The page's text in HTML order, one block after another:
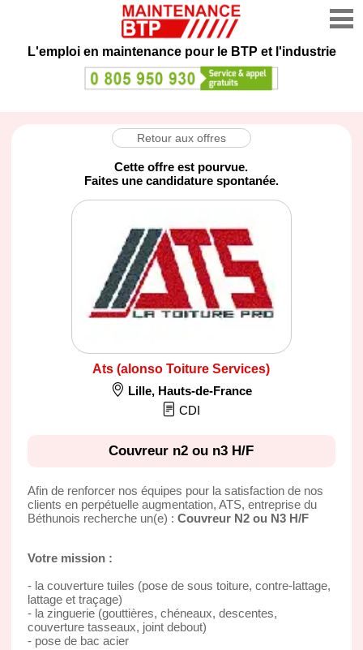
L'emploi en maintenance pour le BTP et l'industrie
Retour aux offres
Cette offre est pourvue.
Faites une candidature spontanée.
Ats (alonso Toiture Services)
Lille, Hauts-de-France
CDI
Couvreur n2 ou n3 H/F
Afin de renforcer nos équipes pour la satisfaction de nos
clients en perpétuelle augmentation, ATS, entreprise du
Béthunois recherche un(e) : Couvreur N2 ou N3 H/F
Votre mission :
- la couverture tuiles (pose de sous toiture, contre-lattage,
lattage et traçage)
- la zinguerie (gouttières, chéneaux, descentes,
couverture tasseaux, joint debout)
- pose de bac acier